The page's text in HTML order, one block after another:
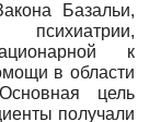
Базальи,
психиатрии,
к
в области
цель
получали